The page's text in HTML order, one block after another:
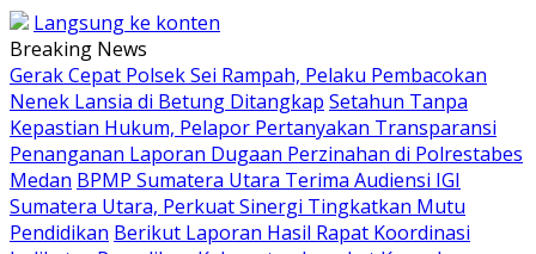
Langsung ke konten
Breaking News
Gerak Cepat Polsek Sei Rampah, Pelaku Pembacokan
Nenek Lansia di Betung Ditangkap Setahun Tanpa
Kepastian Hukum, Pelapor Pertanyakan Transparansi
Penanganan Laporan Dugaan Perzinahan di Polrestabes
Medan BPMP Sumatera Utara Terima Audiensi IGI
Sumatera Utara, Perkuat Sinergi Tingkatkan Mutu
Pendidikan Berikut Laporan Hasil Rapat Koordinasi